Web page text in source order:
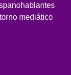
mediático